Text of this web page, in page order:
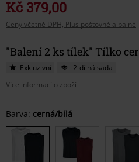
Kč 379,00
Ceny včetně DPH, Plus poštovné a balné
"Balení 2 ks tílek" Tílko
Exkluzivní
2-dílná sada
Více informací o zboží
Vyberte
si
velikost
Barva: cerná/bílá